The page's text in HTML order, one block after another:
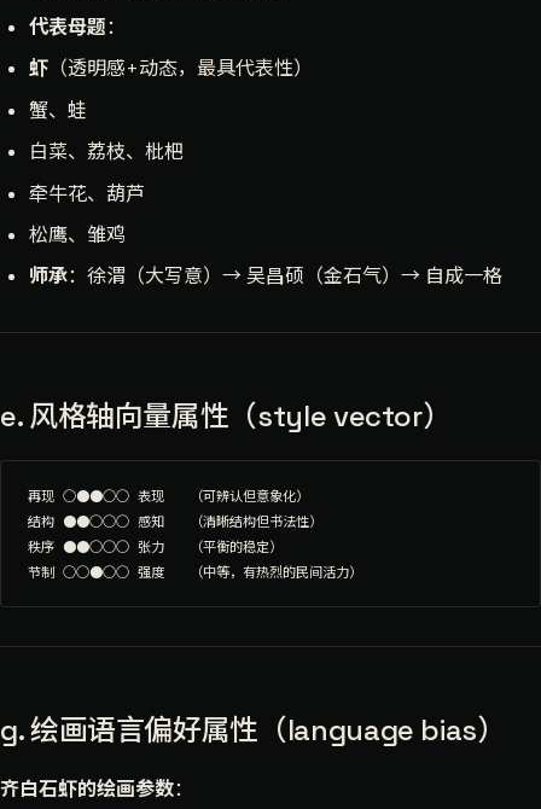
代表母题：
虾 （透明感+动态，最具代表性）
蟹、蛙
白菜、荔枝、枇杷
牵牛花、葫芦
松鹰、雏鸡
师承：徐渭（大写意）→ 吴昌硕（金石气）→ 自成一格
e. 风格轴向量属性（style vector）
再现 ○●●○○ 表现   （可辨认但意象化）
结构 ●●○○○ 感知   （清晰结构但书法性）
秩序 ●●○○○ 张力   （平衡的稳定）
g. 绘画语言偏好属性（language bias）
齐白石虾的绘画参数：